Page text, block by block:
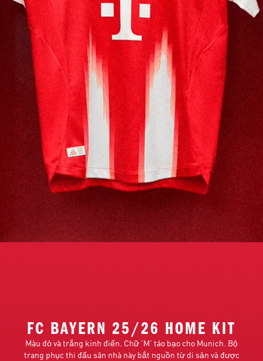
FC BAYERN 25/26 HOME KIT
Màu đỏ và trắng kinh điển. Chữ 'M' táo bạo cho Munich. Bộ
trang phục thi đấu sân nhà này bắt nguồn từ di sản và được